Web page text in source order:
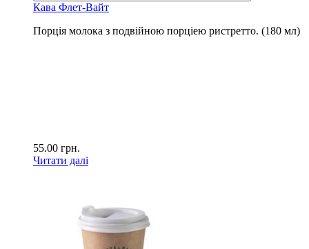
Кава Флет-Вайт
Порція молока з подвійною порціею ристретто. (180 мл)
55.00 грн.
Читати далі